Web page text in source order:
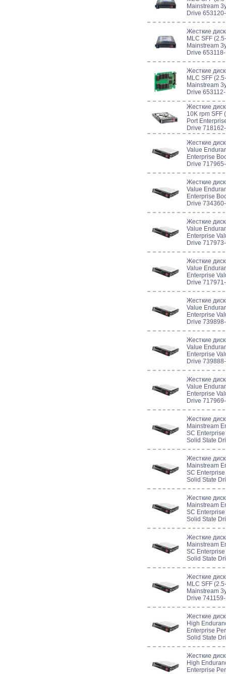
Mainstream
Drive
Жесткие
MLC SFF
Mainstream
Drive
Жесткие
MLC SFF
Mainstream
Drive
Жесткие
10K rpm SFF
Port
Drive
Жесткие
Value
Enterprise
Drive
Жесткие
Value
Enterprise
Drive
Жесткие
Value
Enterprise
Drive
Жесткие
Value
Enterprise
Drive
Жесткие
Value
Enterprise
Drive
Жесткие
Value
Enterprise
Drive
Жесткие
Value
Enterprise
Drive
Жесткие
Mainstream
SC
Solid State
Жесткие
Mainstream
SC
Solid State
Жесткие
Mainstream
SC
Solid State
Жесткие
Mainstream
SC
Solid State
Жесткие
MLC SFF
Mainstream
Drive
Жесткие
High
Enterprise
Solid State
Жесткие
High
Enterprise